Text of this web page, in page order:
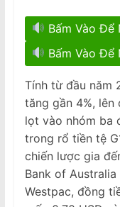
p
e
r
Bấm Vào Để
Bấm Vào Để
Tính từ đầu năm
tăng gần 4%, lên
lọt vào nhóm ba
trong rổ tiền tệ
chiến lược gia
Bank of
Westpac, đồng